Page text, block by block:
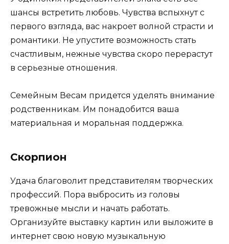
шансы встретить любовь. Чувства вспыхнут с
первого взгляда, вас накроет волной страсти и
романтики. Не упустите возможность стать
счастливым, нежные чувства скоро перерастут
в серьезные отношения.
Семейным Весам придется уделять внимание
родственникам. Им понадобится ваша
материальная и моральная поддержка.
Скорпион
Удача благоволит представителям творческих
профессий. Пора выбросить из головы
тревожные мысли и начать работать.
Организуйте выставку картин или выложите в
интернет свою новую музыкальную